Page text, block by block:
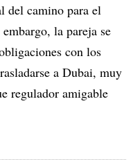
del camino para el
la pareja se
con los
a Dubai, muy
regulador amigable